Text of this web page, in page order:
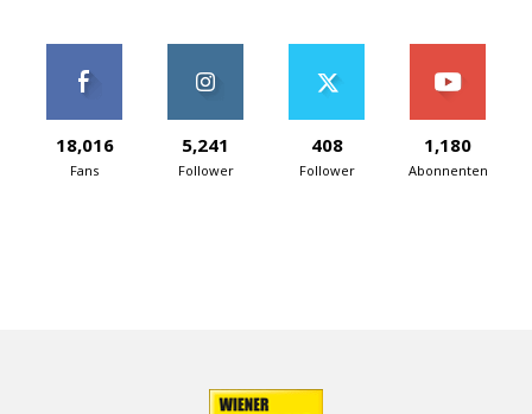
18,016
Fans
5,241
Follower
408
Follower
1,180
Abonnenten